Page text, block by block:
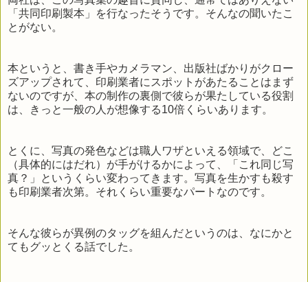
「共同印刷製本」を行なったそうです。そんなの聞いたこ
とがない。
本というと、書き手やカメラマン、出版社ばかりがクロー
ズアップされて、印刷業者にスポットがあたることはまず
ないのですが、本の制作の裏側で彼らが果たしている役割
は、きっと一般の人が想像する10倍くらいあります。
とくに、写真の発色などは職人ワザといえる領域で、どこ
（具体的にはだれ）が手がけるかによって、「これ同じ写
真？」というくらい変わってきます。写真を生かすも殺す
も印刷業者次第。それくらい重要なパートなのです。
そんな彼らが異例のタッグを組んだというのは、なにかと
てもグッとくる話でした。